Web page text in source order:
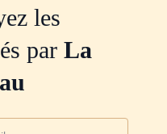
les
par La
mail